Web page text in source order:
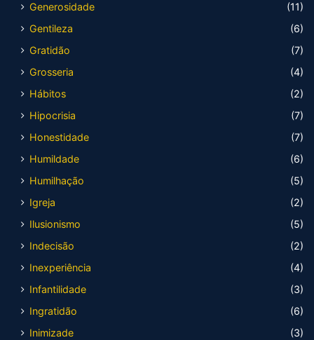
Generosidade
(11)
Gentileza
(6)
Gratidão
(7)
Grosseria
(4)
Hábitos
(2)
Hipocrisia
(7)
Honestidade
(7)
Humildade
(6)
Humilhação
(5)
Igreja
(2)
Ilusionismo
(5)
Indecisão
(2)
Inexperiência
(4)
Infantilidade
(3)
Ingratidão
(6)
Inimizade
(3)